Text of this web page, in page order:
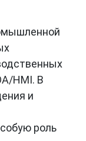
HMI. В
и
роль